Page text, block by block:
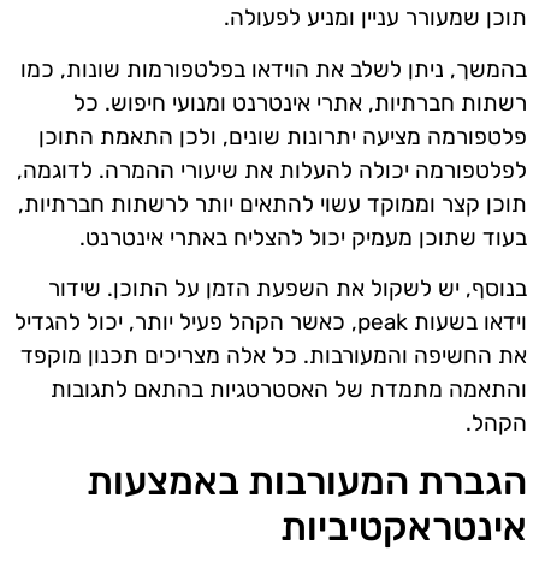
תוכן שמעורר עניין ומניע לפעולה.
בהמשך, ניתן לשלב את הוידאו בפלטפורמות שונות, כמו
רשתות חברתיות, אתרי אינטרנט ומנועי חיפוש. כל
פלטפורמה מציעה יתרונות שונים, ולכן התאמת התוכן
לפלטפורמה יכולה להעלות את שיעורי ההמרה. לדוגמה,
תוכן קצר וממוקד עשוי להתאים יותר לרשתות חברתיות,
בעוד שתוכן מעמיק יכול להצליח באתרי אינטרנט.
בנוסף, יש לשקול את השפעת הזמן על התוכן. שידור
וידאו בשעות peak, כאשר הקהל פעיל יותר, יכול להגדיל
את החשיפה והמעורבות. כל אלה מצריכים תכנון מוקפד
והתאמה מתמדת של האסטרטגיות בהתאם לתגובות
הקהל.
הגברת המעורבות באמצעות
אינטראקטיביות